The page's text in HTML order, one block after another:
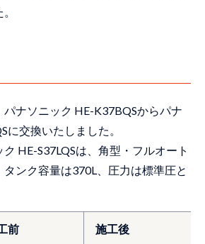
ナソニック HE-K37BQSからパナ
に交換いたしました。
HE-S37LQSは、角型・フルオート
ンク容量は370L、圧力は標準圧と
前 施工後